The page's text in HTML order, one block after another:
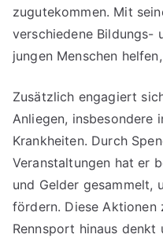
zugutekommen. Mit
verschiedene Bildungs-
jungen Menschen
Zusätzlich engagiert
Anliegen, insbesondere
Krankheiten. Durch
Veranstaltungen hat er
und Gelder gesammelt,
fördern. Diese Aktionen
Rennsport hinaus denkt